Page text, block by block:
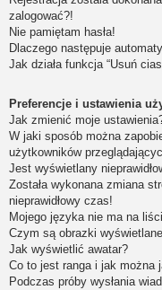
zalogować?!
Nie pamiętam hasła!
Dlaczego następuje
Jak działa funkcja “Usuń
Preferencje i ustawienia
Jak zmienić moje
W jaki sposób można
użytkowników
Jest wyświetlany
Została wykonana zmiana
nieprawidłowy czas!
Mojego języka nie ma na
Czym są obrazki
Jak wyświetlić awatar?
Co to jest ranga i jak można
Podczas próby wysłania